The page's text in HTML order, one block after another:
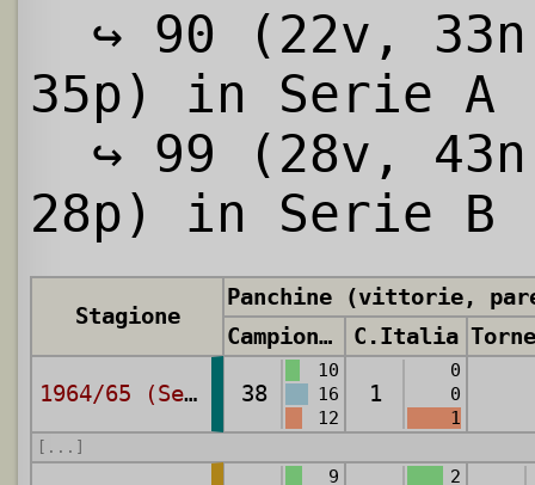
↪ 90 (22v,
35p) in Serie A
↪ 99 (28v,
28p) in Serie B
Stagione
Campionato C.Italia
1964/65 (Serie B) 38
10
16
12
1
0
0
1
[...]
9
2